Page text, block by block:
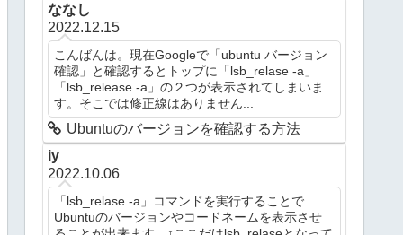
ななし
2022.12.15
こんばんは。現在Googleで「ubuntu バージョン
確認」と確認するとトップに「lsb_relase -a」
「lsb_release -a」の２つが表示されてしまいま
す。そこでは修正線はありません...
Ubuntuのバージョンを確認する方法
iy
2022.10.06
「lsb_relase -a」コマンドを実行することで
Ubuntuのバージョンやコードネームを表示させ